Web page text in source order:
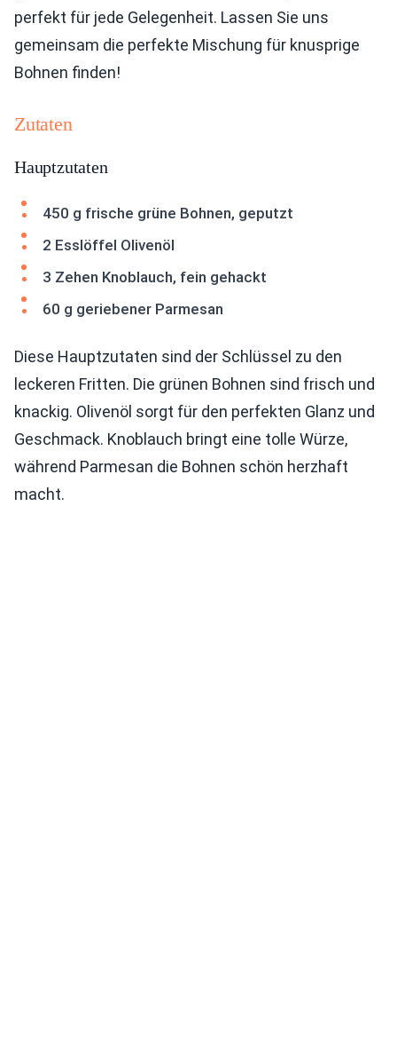
perfekt für jede Gelegenheit. Lassen Sie uns
gemeinsam die perfekte Mischung für knusprige
Bohnen finden!
Zutaten
Hauptzutaten
450 g frische grüne Bohnen, geputzt
2 Esslöffel Olivenöl
3 Zehen Knoblauch, fein gehackt
60 g geriebener Parmesan
Diese Hauptzutaten sind der Schlüssel zu den
leckeren Fritten. Die grünen Bohnen sind frisch und
knackig. Olivenöl sorgt für den perfekten Glanz und
Geschmack. Knoblauch bringt eine tolle Würze,
während Parmesan die Bohnen schön herzhaft
macht.